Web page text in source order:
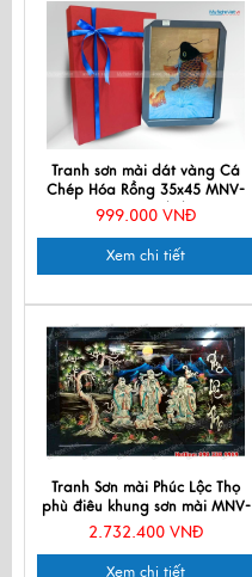
Tranh sơn mài dát vàng Cá
Chép Hóa Rồng 35x45 MNV-
TSM3545/4/1
999.000 VNĐ
Xem chi tiết
Tranh Sơn mài Phúc Lộc Thọ
phù điêu khung sơn mài MNV-
TSM697-3
2.732.400 VNĐ
Xem chi tiết